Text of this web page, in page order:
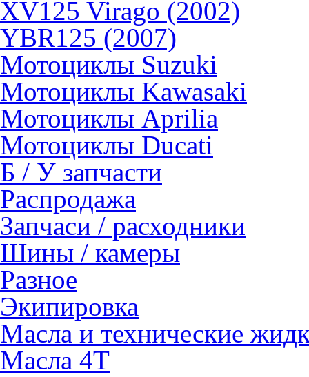
XV125 Virago (2002)
YBR125 (2007)
Мотоциклы Suzuki
Мотоциклы Kawasaki
Мотоциклы Aprilia
Мотоциклы Ducati
Б / У запчасти
Распродажа
Запчаси / расходники
Шины / камеры
Разное
Экипировка
Масла и технические
Масла 4Т